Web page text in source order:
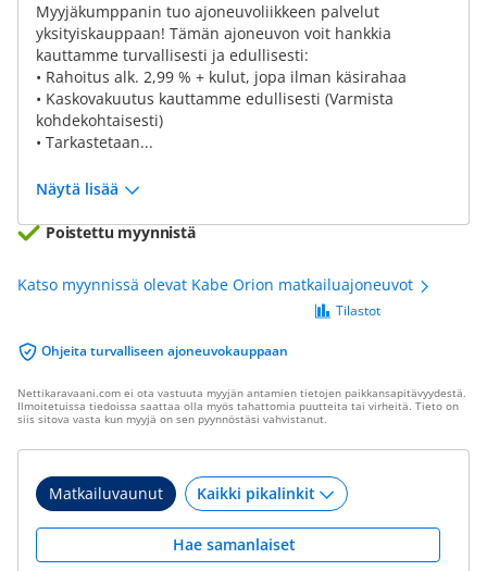
Myyjäkumppanin tuo ajoneuvoliikkeen palvelut
yksityiskauppaan! Tämän ajoneuvon voit hankkia
kauttamme turvallisesti ja edullisesti:
• Rahoitus alk. 2,99 % + kulut, jopa ilman käsirahaa
• Kaskovakuutus kauttamme edullisesti (Varmista
kohdekohtaisesti)
• Tarkastetaan...
Näytä lisää
Poistettu myynnistä
Katso myynnissä olevat Kabe Orion matkailuajoneuvot
Ohjeita turvalliseen ajoneuvokauppaan
Tilastot
Nettikaravaani.com ei ota vastuuta myyjän antamien tietojen paikkansapitävyydestä.
Ilmoitetuissa tiedoissa saattaa olla myös tahattomia puutteita tai virheitä. Tieto on
siis sitova vasta kun myyjä on sen pyynnöstäsi vahvistanut.
Matkailuvaunut
Hae samanlaiset